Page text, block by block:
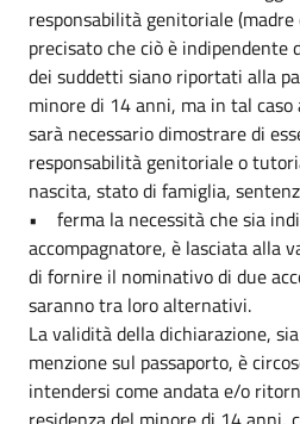
responsabilità genitoriale
precisato che ciò è
dei suddetti siano riportati alla
minore di 14 anni, ma in tal
sarà necessario dimostrare di
responsabilità genitoriale o
nascita, stato di famiglia,
• ferma la necessità che sia
accompagnatore, è lasciata alla
di fornire il nominativo di due
saranno tra loro alternativi.
La validità della dichiarazione,
menzione sul passaporto, è
intendersi come andata e/o